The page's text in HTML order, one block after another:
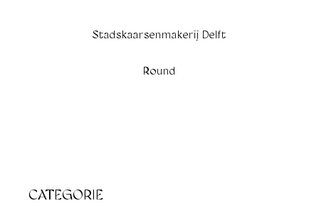
Stadskaarsenmakerij Delft
Round
CATEGORIE